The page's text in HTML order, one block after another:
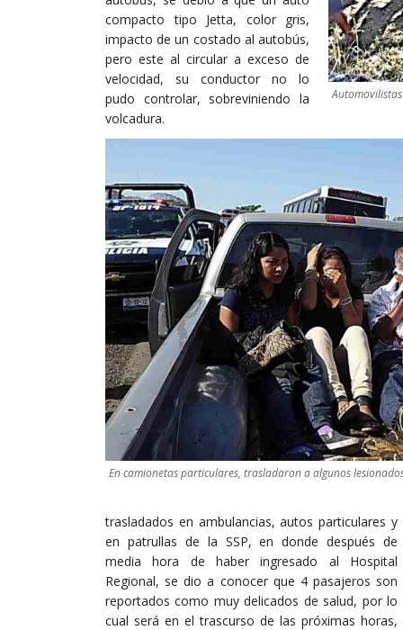
En camionetas particulares, trasladaron a algunos
compacto tipo Jetta, color gris,
impacto de un costado al autobús,
pero este al circular a exceso de
velocidad, su conductor no lo
pudo controlar, sobreviniendo la
volcadura.
trasladados en ambulancias, autos particulares y
en patrullas de la SSP, en donde después de
media hora de haber ingresado al Hospital
Regional, se dio a conocer que 4 pasajeros son
reportados como muy delicados de salud, por lo
cual será en el trascurso de las próximas horas,